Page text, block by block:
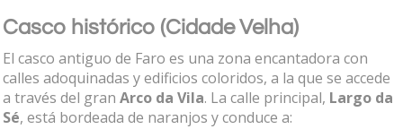
Casco histórico (Cidade Velha)
El casco antiguo de Faro es una zona encantadora con
calles adoquinadas y edificios coloridos, a la que se accede
a través del gran Arco da Vila. La calle principal, Largo da
Sé, está bordeada de naranjos y conduce a: